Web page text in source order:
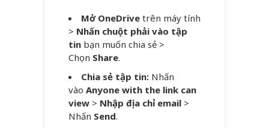
Mở OneDrive trên máy tính
> Nhấn chuột phải vào tập
tin bạn muốn chia sẻ >
Chọn Share.
Chia sẻ tập tin: Nhấn
vào Anyone with the link can
view > Nhập địa chỉ email >
Nhấn Send.